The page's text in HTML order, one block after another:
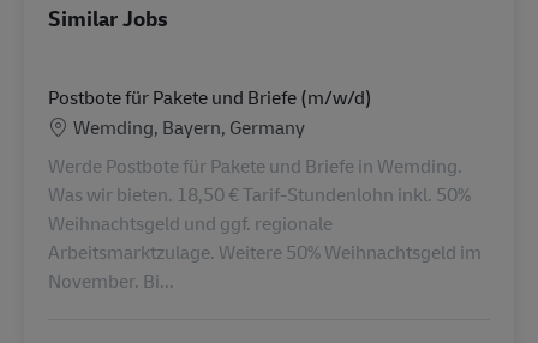
Similar Jobs
Postbote für Pakete und Briefe (m/w/d)
Location
Wemding, Bayern, Germany
Werde Postbote für Pakete und Briefe in Wemding.
Was wir bieten. 18,50 € Tarif-Stundenlohn inkl. 50%
Weihnachtsgeld und ggf. regionale
Arbeitsmarktzulage. Weitere 50% Weihnachtsgeld im
November. Bi...